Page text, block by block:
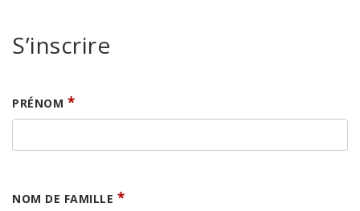
S’inscrire
PRÉNOM *
NOM DE FAMILLE *